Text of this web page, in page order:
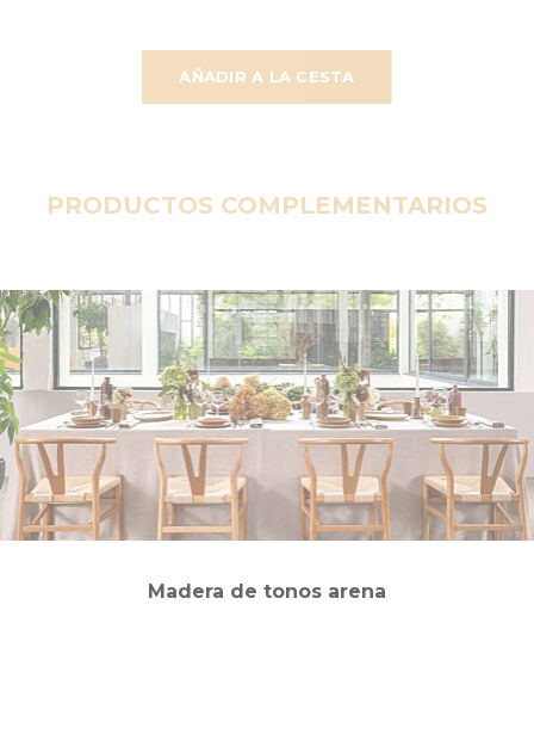
AÑADIR A LA CESTA
PRODUCTOS COMPLEMENTARIOS
Madera de tonos arena